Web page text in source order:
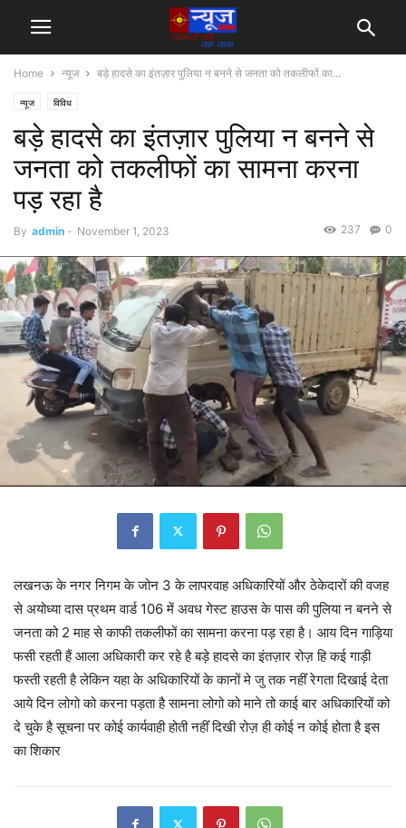
Home न्यूज बड़े हादसे का इंतज़ार पुलिया न बनने से जनता को तकलीफों का...
न्यूज विविध
बड़े हादसे का इंतज़ार पुलिया न बनने से
जनता को तकलीफों का सामना करना
पड़ रहा है
By admin - November 1, 2023 0
237
लखनऊ के नगर निगम के जोन 3 के लापरवाह अधिकारियों और ठेकेदारों की वजह
से अयोध्या दास प्रथम वार्ड 106 में अवध गेस्ट हाउस के पास की पुलिया न बनने से
जनता को 2 माह से काफी तकलीफों का सामना करना पड़ रहा है। आय दिन गाड़िया
फसी रहती हैं आला अधिकारी कर रहे है बड़े हादसे का इंतज़ार रोज़ हि कई गाड़ी
फस्ती रहती है लेकिन यहा के अधिकारियों के कानों मे जु तक नहींं रेगता दिखाई देता
आये दिन लोगो को करना पड़ता है सामना लोगो को माने तो काई बार अधिकारियों को
दे चुके है सूचना पर कोई कार्यवाही होती नहींं दिखी रोज़ ही कोई न कोई होता है इस
का शिकार